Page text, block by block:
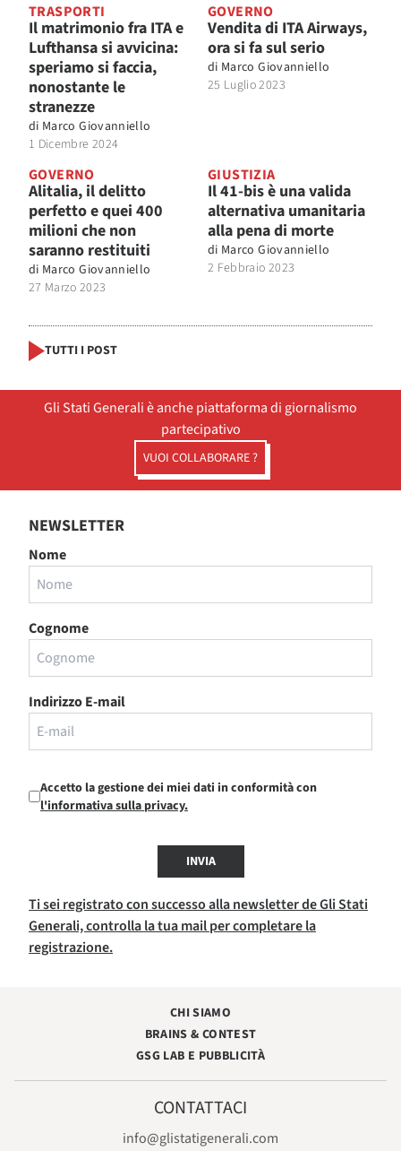
TRASPORTI
Il matrimonio fra ITA e
Lufthansa si avvicina:
speriamo si faccia,
nonostante le
stranezze
di Marco Giovanniello
1 Dicembre 2024
GOVERNO
Vendita di ITA Airways,
ora si fa sul serio
di Marco Giovanniello
25 Luglio 2023
GOVERNO
Alitalia, il delitto
perfetto e quei 400
milioni che non
saranno restituiti
di Marco Giovanniello
27 Marzo 2023
GIUSTIZIA
Il 41-bis è una valida
alternativa umanitaria
alla pena di morte
di Marco Giovanniello
2 Febbraio 2023
TUTTI I POST
Gli Stati Generali è anche piattaforma di giornalismo
partecipativo
VUOI COLLABORARE ?
NEWSLETTER
Nome
Cognome
Indirizzo E-mail
Accetto la gestione dei miei dati in conformità con
l'informativa sulla privacy.
INVIA
Ti sei registrato con successo alla newsletter de Gli Stati
Generali, controlla la tua mail per completare la
registrazione.
CHI SIAMO
BRAINS & CONTEST
GSG LAB E PUBBLICITÀ
CONTATTACI
info@glistatigenerali.com